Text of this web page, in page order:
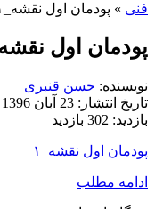
فنی » پودمان اول نقشه_۱
پودمان اول
نویسنده: حسن قنبری
تاریخ انتشار: 23 آبان 1396
بازدید: 302 بازدید
پودمان اول نقشه_۱
ادامه مطلب